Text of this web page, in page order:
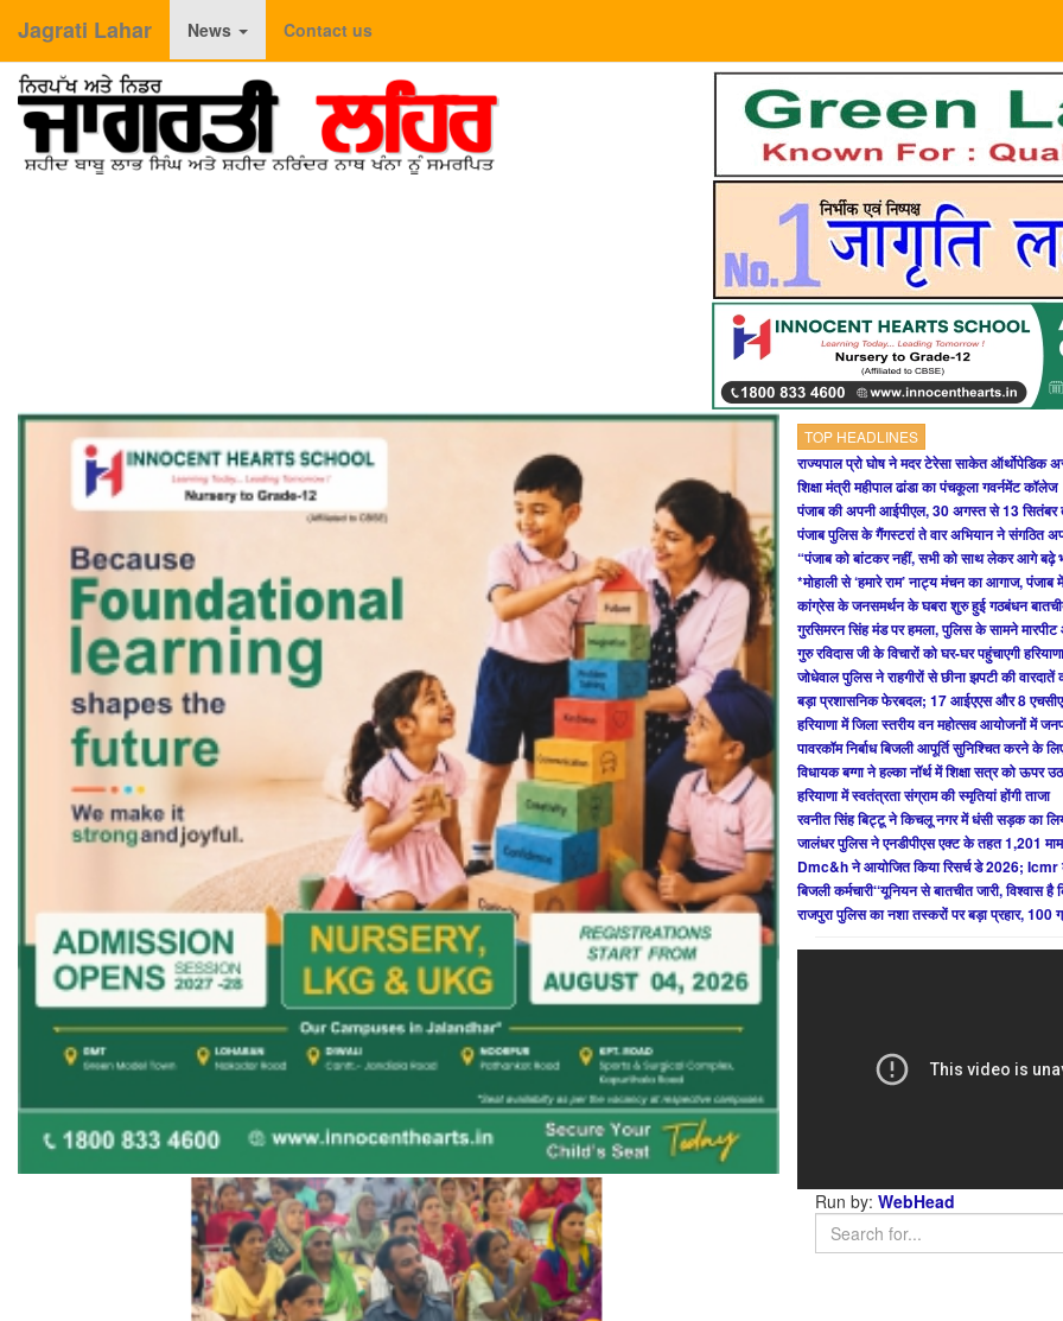
Jagrati Lahar News Contact us
TOP HEADLINES
राज्यपाल प्रो घोष ने मदर टेरेसा साकेत ऑर्थोपेडिक
शिक्षा मंत्री महीपाल ढांडा का पंचकूला गवर्नमेंट कॉलेज
पंजाब की अपनी आईपीएल, 30 अगस्त से 13 सितंबर
पंजाब पुलिस के गैंगस्टरां ते वार अभियान ने संगठित
“पंजाब को बांटकर नहीं, सभी को साथ लेकर आगे बढ़े
*मोहाली से ‘हमारे राम’ नाट्य मंचन का आगाज, पंजाब
कांग्रेस के जनसमर्थन के घबरा शुरु हुई गठबंधन
गुरसिमरन सिंह मंड पर हमला, पुलिस के सामने
गुरु रविदास जी के विचारों को घर-घर पहुंचाएगी
जोधेवाल पुलिस ने राहगीरों से छीना झपटी की
बड़ा प्रशासनिक फेरबदल; 17 आईएएस और 8
हरियाणा में जिला स्तरीय वन महोत्सव आयोजनों में
पावरकॉम निर्बाध बिजली आपूर्ति सुनिश्चित करने के
विधायक बग्गा ने हल्का नॉर्थ में शिक्षा सत्र को ऊपर
हरियाणा में स्वतंत्रता संग्राम की स्मृतियां होंगी ताजा
रवनीत सिंह बिट्टू ने किचलू नगर में धंसी सड़क का
जालंधर पुलिस ने एनडीपीएस एक्ट के तहत 1,201
Dmc&h ने आयोजित किया रिसर्च डे 2026; Icmr
बिजली कर्मचारी‘‘यूनियन से बातचीत जारी, विश्वास है
राजपुरा पुलिस का नशा तस्करों पर बड़ा प्रहार, 100
Run by: WebHead